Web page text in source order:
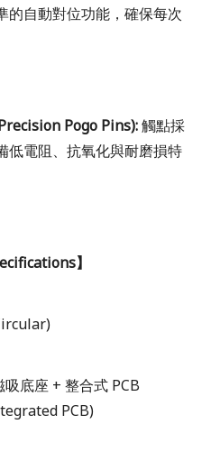
的自動對位功能，確保每次
Pogo Pins):觸點採
低電阻、抗氧化與耐磨損特
】
吸底座 + 整合式 PCB
PCB)